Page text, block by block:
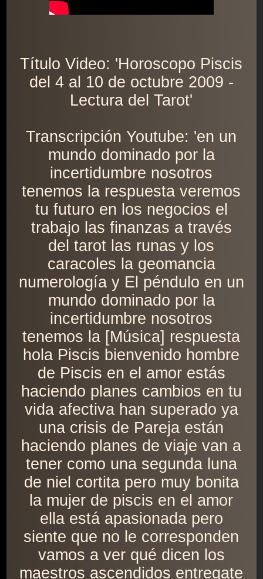
Título Video: 'Horoscopo Piscis
del 4 al 10 de octubre 2009 -
Lectura del Tarot'
Transcripción Youtube: 'en un
mundo dominado por la
incertidumbre nosotros
tenemos la respuesta veremos
tu futuro en los negocios el
trabajo las finanzas a través
del tarot las runas y los
caracoles la geomancia
numerología y El péndulo en un
mundo dominado por la
incertidumbre nosotros
tenemos la [Música] respuesta
hola Piscis bienvenido hombre
de Piscis en el amor estás
haciendo planes cambios en tu
vida afectiva han superado ya
una crisis de Pareja están
haciendo planes de viaje van a
tener como una segunda luna
de niel cortita pero muy bonita
la mujer de piscis en el amor
ella está apasionada pero
siente que no le corresponden
vamos a ver qué dicen los
maestros ascendidos entregate